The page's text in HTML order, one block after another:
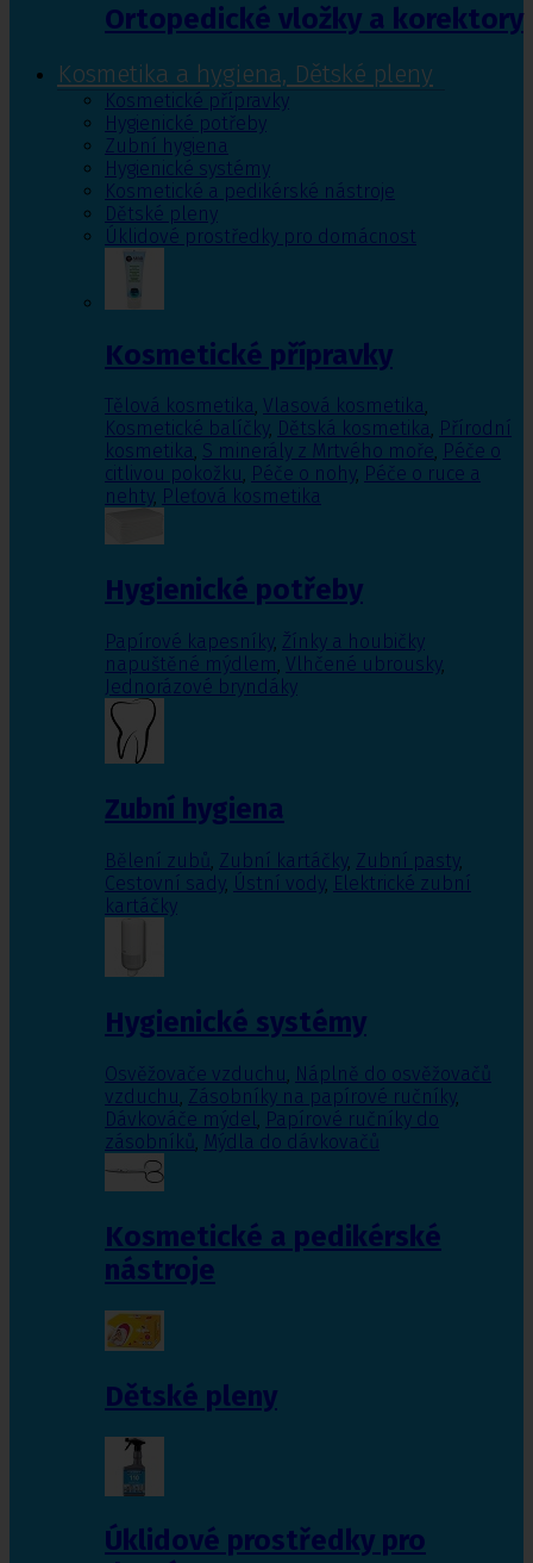
Ortopedické vložky a korektory
Kosmetika a hygiena, Dětské pleny
Kosmetické přípravky
Hygienické potřeby
Zubní hygiena
Hygienické systémy
Kosmetické a pedikérské nástroje
Dětské pleny
Úklidové prostředky pro domácnost
Kosmetické přípravky
Tělová kosmetika, Vlasová kosmetika,
Kosmetické balíčky, Dětská kosmetika, Přírodní
kosmetika, S minerály z Mrtvého moře, Péče o
citlivou pokožku, Péče o nohy, Péče o ruce a
nehty, Pleťová kosmetika
Hygienické potřeby
Papírové kapesníky, Žínky a houbičky
napuštěné mýdlem, Vlhčené ubrousky,
Jednorázové bryndáky
Zubní hygiena
Bělení zubů, Zubní kartáčky, Zubní pasty,
Cestovní sady, Ústní vody, Elektrické zubní
kartáčky
Hygienické systémy
Osvěžovače vzduchu, Náplně do osvěžovačů
vzduchu, Zásobníky na papírové ručníky,
Dávkováče mýdel, Papírové ručníky do
zásobníků, Mýdla do dávkovačů
Kosmetické a pedikérské
nástroje
Dětské pleny
Úklidové prostředky pro